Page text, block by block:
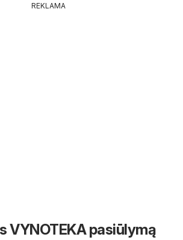
REKLAMA
VYNOTEKA pasiūlymą